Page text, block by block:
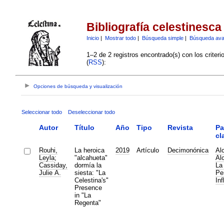
Bibliografía celestinesca
Inicio| Mostrar todo| Búsqueda simple| Búsqueda
1–2 de 2 registros encontrado(s) con los
(RSS):
Opciones de búsqueda y visualización
Seleccionar todo Deseleccionar todo
Autor Título Año Tipo Revista
Rouhi,
Leyla;
Cassiday,
Julie A.
La heroica
"alcahueta"
dormía la
siesta: "La
Celestina's"
Presence
in "La
Regenta"
2019 Artículo Decimonónica